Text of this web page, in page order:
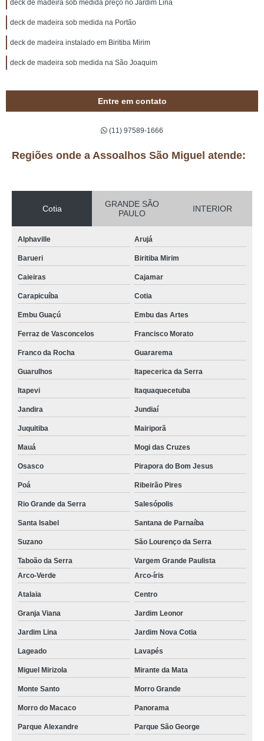
deck de madeira sob medida preço no Jardim Lina
deck de madeira sob medida na Portão
deck de madeira instalado em Biritiba Mirim
deck de madeira sob medida na São Joaquim
Entre em contato
(11) 97589-1666
Regiões onde a Assoalhos São Miguel atende:
Cotia
GRANDE SÃO
PAULO
INTERIOR
Alphaville Arujá
Barueri Biritiba Mirim
Caieiras Cajamar
Carapicuíba Cotia
Embu Guaçú Embu das Artes
Ferraz de Vasconcelos Francisco Morato
Franco da Rocha Guararema
Guarulhos Itapecerica da Serra
Itapevi Itaquaquecetuba
Jandira Jundiaí
Juquitiba Mairiporã
Mauá Mogi das Cruzes
Osasco Pirapora do Bom Jesus
Poá Ribeirão Pires
Rio Grande da Serra Salesópolis
Santa Isabel Santana de Parnaíba
Suzano São Lourenço da Serra
Taboão da Serra
Vargem Grande Paulista
Arco-Verde
Arco-íris
Atalaia Centro
Granja Viana Jardim Leonor
Jardim Lina Jardim Nova Cotia
Lageado Lavapés
Miguel Mirizola Mirante da Mata
Monte Santo Morro Grande
Morro do Macaco Panorama
Parque Alexandre Parque São George